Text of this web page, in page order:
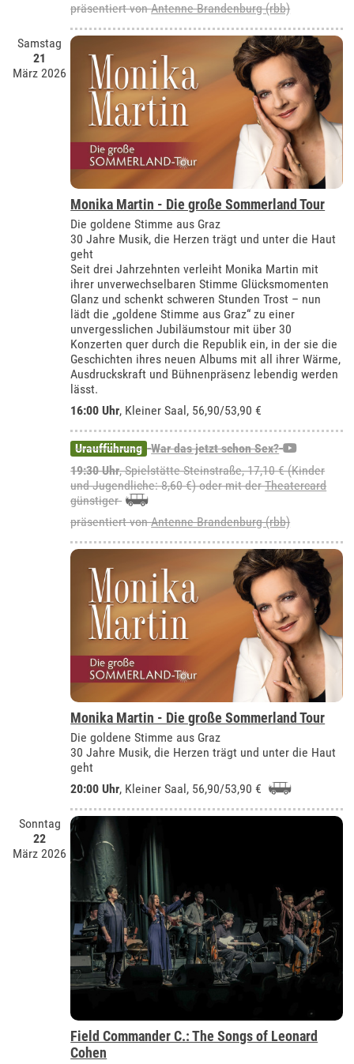
präsentiert vonAntenne Brandenburg (rbb)
Samstag
21
März 2026
Monika Martin - Die große Sommerland Tour
Die goldene Stimme aus Graz
30 Jahre Musik, die Herzen trägt und unter die Haut
geht
Seit drei Jahrzehnten verleiht Monika Martin mit
ihrer unverwechselbaren Stimme Glücksmomenten
Glanz und schenkt schweren Stunden Trost – nun
lädt die „goldene Stimme aus Graz“ zu einer
unvergesslichen Jubiläumstour mit über 30
Konzerten quer durch die Republik ein, in der sie die
Geschichten ihres neuen Albums mit all ihrer Wärme,
Ausdruckskraft und Bühnenpräsenz lebendig werden
lässt.
16:00 Uhr, Kleiner Saal , 56,90/53,90 €
Uraufführung War das jetzt schon Sex?
19:30 Uhr, Spielstätte Steinstraße, 17,10 € (Kinder
und Jugendliche: 8,60 €) oder mit derTheatercard
günstiger
präsentiert vonAntenne Brandenburg (rbb)
Monika Martin - Die große Sommerland Tour
Die goldene Stimme aus Graz
30 Jahre Musik, die Herzen trägt und unter die Haut
geht
20:00 Uhr, Kleiner Saal , 56,90/53,90 €
Sonntag
22
März 2026
Field Commander C.: The Songs of Leonard
Cohen